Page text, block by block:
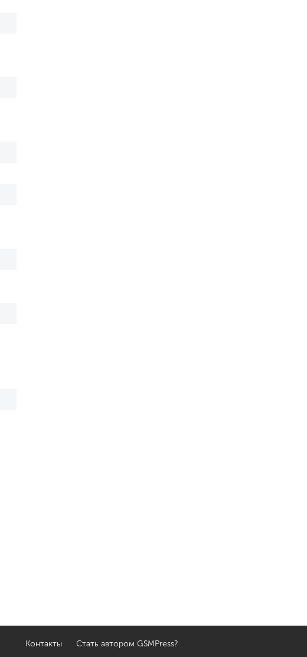
Контакты Стать автором GSMPress?